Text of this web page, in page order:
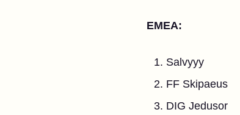
EMEA:
Salvyyy
FF Skipaeus
DIG Jedusor